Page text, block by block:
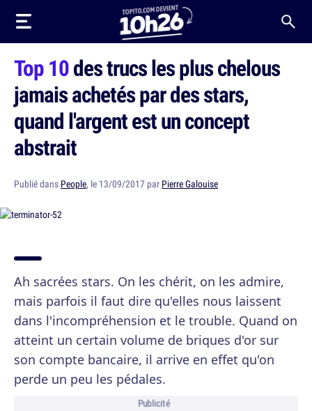
Top 10des trucs les plus chelous
jamais achetés par des stars,
quand l'argent est un concept
abstrait
Publié dans People, le 13/09/2017 par Pierre Galouise
Ah sacrées stars. On les chérit, on les admire,
mais parfois il faut dire qu'elles nous laissent
dans l'incompréhension et le trouble. Quand on
atteint un certain volume de briques d'or sur
son compte bancaire, il arrive en effet qu'on
perde un peu les pédales.
Publicité